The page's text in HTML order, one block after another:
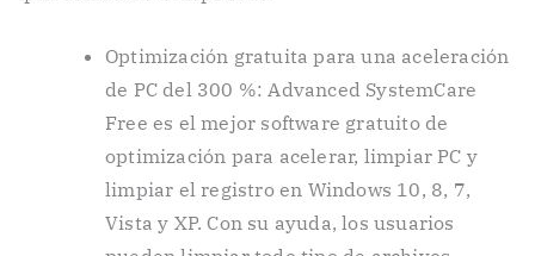
Optimización gratuita para una aceleración
de PC del 300 %: Advanced SystemCare
Free es el mejor software gratuito de
optimización para acelerar, limpiar PC y
limpiar el registro en Windows 10, 8, 7,
Vista y XP. Con su ayuda, los usuarios